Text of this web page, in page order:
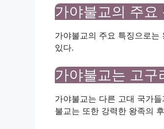
가야불교의 주요
가야불교의 주요 특징으로는
있다.
가야불교는 고구
가야불교는 다른 고대 국가
불교는 또한 강력한 왕족의